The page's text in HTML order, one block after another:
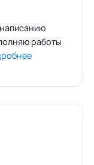
работы